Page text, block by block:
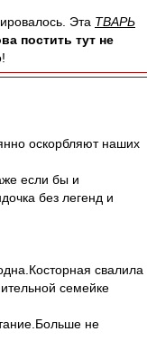
Эта ТВАРЬ
постить тут не
оскорбляют наших
если бы и
без легенд и
свалила
семейке
не